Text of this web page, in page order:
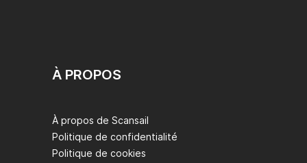
À PROPOS
À propos de Scansail
Politique de confidentialité
Politique de cookies